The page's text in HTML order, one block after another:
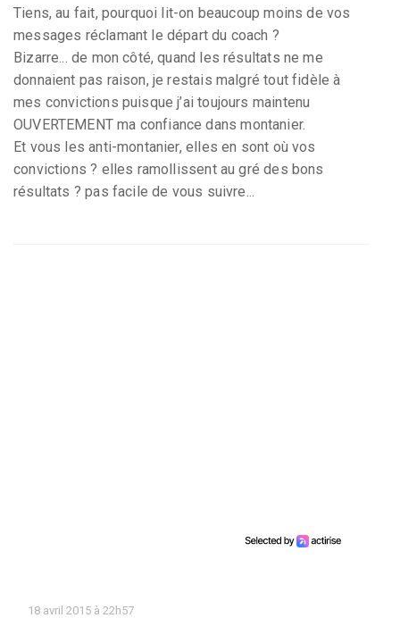
Tiens, au fait, pourquoi lit-on beaucoup moins de vos
messages réclamant le départ du coach ?
Bizarre... de mon côté, quand les résultats ne me
donnaient pas raison, je restais malgré tout fidèle à
mes convictions puisque j’ai toujours maintenu
OUVERTEMENT ma confiance dans montanier.
Et vous les anti-montanier, elles en sont où vos
convictions ? elles ramollissent au gré des bons
résultats ? pas facile de vous suivre...
18 avril 2015 à 22h57